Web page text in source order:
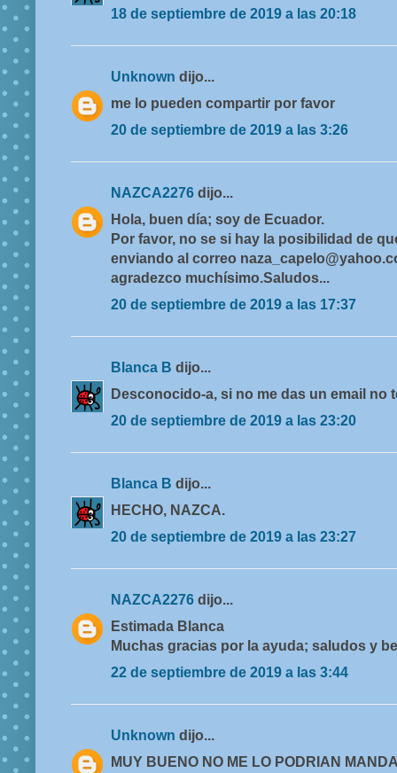
18 de septiembre de 2019 a las 20:18
Unknown dijo...
me lo pueden compartir por favor
20 de septiembre de 2019 a las 3:26
NAZCA2276 dijo...
Hola, buen día; soy de Ecuador.
Por favor, no se si hay la posibilidad de
enviando al correo
agradezco muchísimo.Saludos...
20 de septiembre de 2019 a las 17:37
Blanca B dijo...
Desconocido-a, si no me das un email no
20 de septiembre de 2019 a las 23:20
Blanca B dijo...
HECHO, NAZCA.
20 de septiembre de 2019 a las 23:27
NAZCA2276 dijo...
Estimada Blanca
Muchas gracias por la ayuda; saludos y
22 de septiembre de 2019 a las 3:44
Unknown dijo...
MUY BUENO NO ME LO PODRIAN